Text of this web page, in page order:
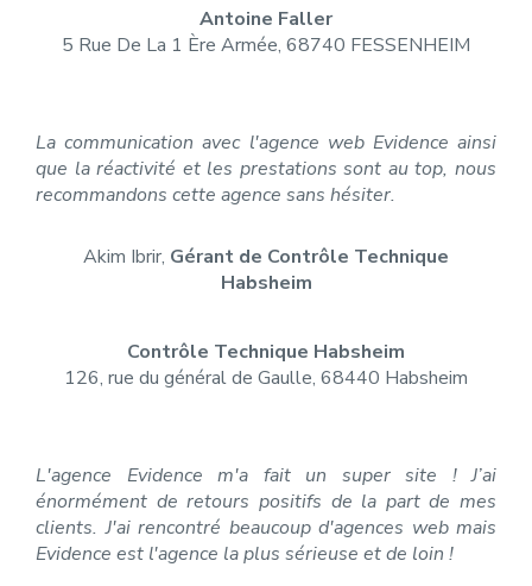
Antoine Faller
5 Rue De La 1 Ère Armée, 68740 FESSENHEIM
La communication avec l'agence web Evidence ainsi
que la réactivité et les prestations sont au top, nous
recommandons cette agence sans hésiter.
Akim Ibrir, Gérant de Contrôle Technique
Habsheim
Contrôle Technique Habsheim
126, rue du général de Gaulle, 68440 Habsheim
L'agence Evidence m'a fait un super site ! J’ai
énormément de retours positifs de la part de mes
clients. J'ai rencontré beaucoup d'agences web mais
Evidence est l'agence la plus sérieuse et de loin !